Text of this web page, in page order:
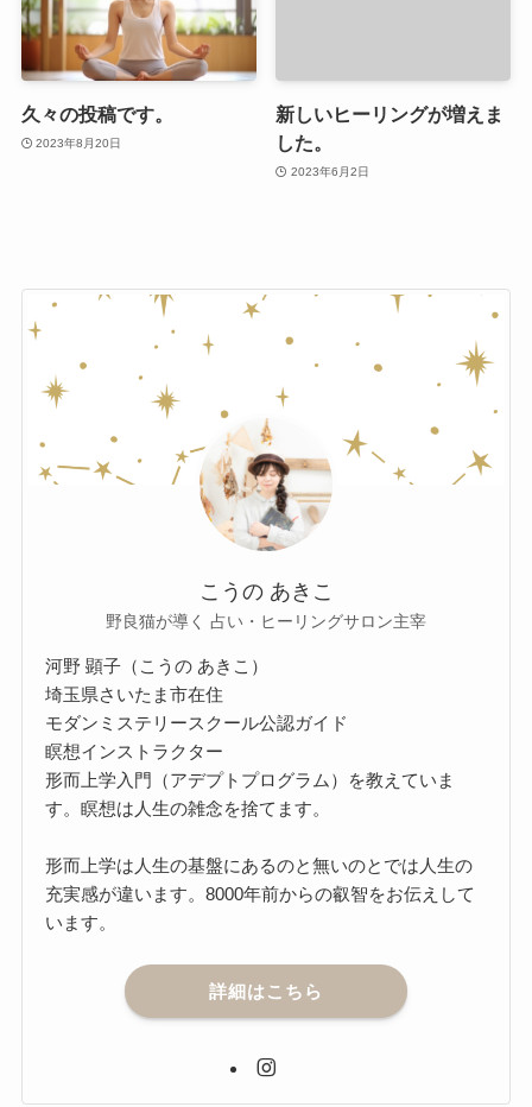
久々の投稿です。
2023年8月20日
新しいヒーリングが増えま
した。
2023年6月2日
こうの あきこ
野良猫が導く 占い・ヒーリングサロン主宰
河野 顕子（こうの あきこ）
埼玉県さいたま市在住
モダンミステリースクール公認ガイド
瞑想インストラクター
形而上学入門（アデプトプログラム）を教えていま
す。瞑想は人生の雑念を捨てます。
形而上学は人生の基盤にあるのと無いのとでは人生の
充実感が違います。8000年前からの叡智をお伝えして
います。
詳細はこちら